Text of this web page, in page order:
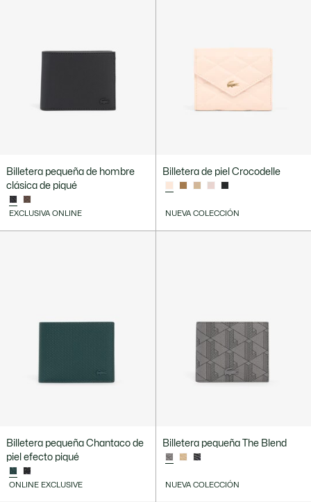
Billetera pequeña de hombre
clásica de piqué
EXCLUSIVA ONLINE
Billetera de piel Crocodelle
NUEVA COLECCIÓN
Billetera pequeña Chantaco de
piel efecto piqué
ONLINE EXCLUSIVE
Billetera pequeña The Blend
NUEVA COLECCIÓN